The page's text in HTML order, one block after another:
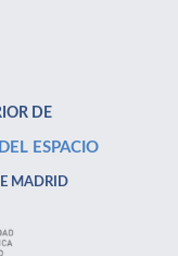
DE
ESPACIO
MADRID